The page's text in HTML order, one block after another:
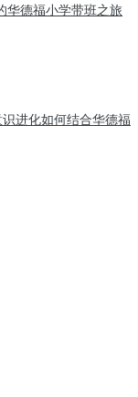
华德福小学带班之旅
识进化如何结合华德福